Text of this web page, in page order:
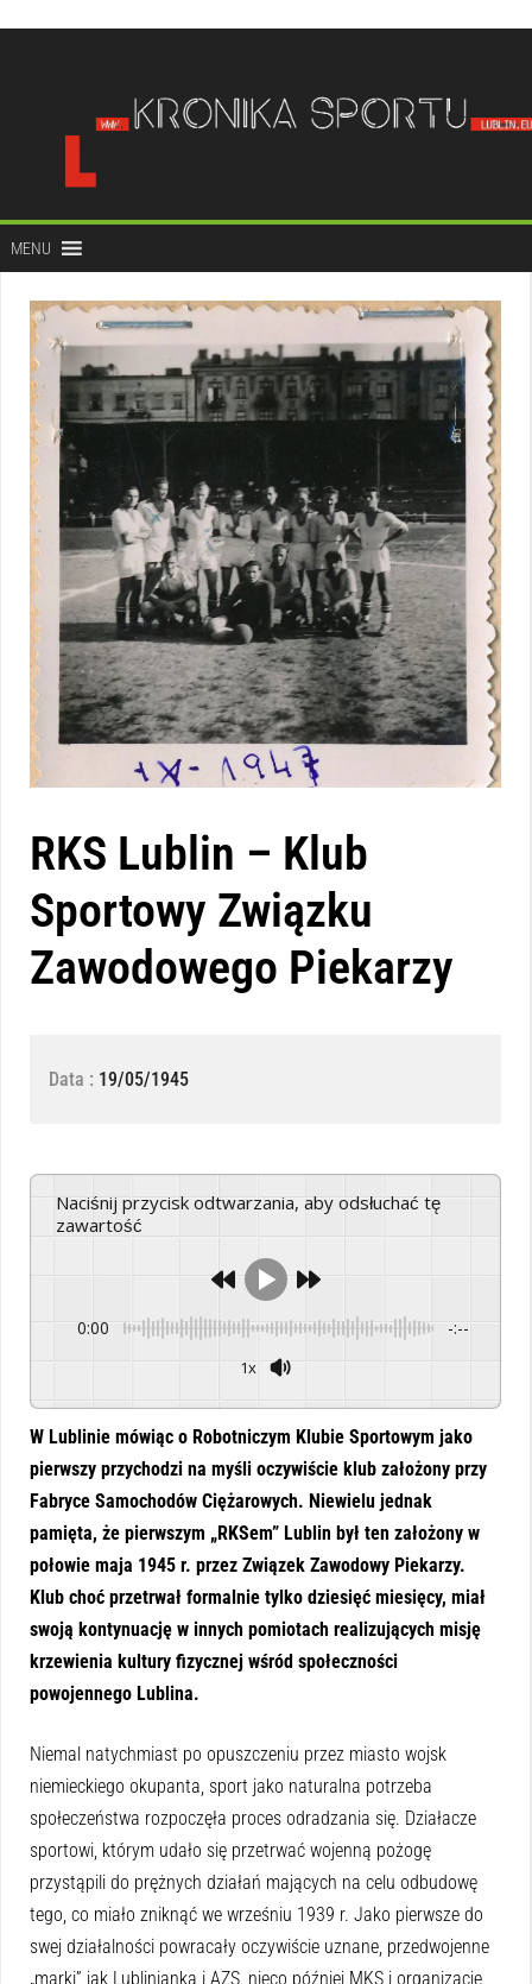
treści
MENU
RKS Lublin – Klub
Sportowy Związku
Zawodowego Piekarzy
Data : 19/05/1945
Naciśnij przycisk odtwarzania, aby odsłuchać tę
zawartość
0:00 -:--
1x
W Lublinie mówiąc o Robotniczym Klubie Sportowym jako
pierwszy przychodzi na myśli oczywiście klub założony przy
Fabryce Samochodów Ciężarowych. Niewielu jednak
pamięta, że pierwszym „RKSem” Lublin był ten założony w
połowie maja 1945 r. przez Związek Zawodowy Piekarzy.
Klub choć przetrwał formalnie tylko dziesięć miesięcy, miał
swoją kontynuację w innych pomiotach realizujących misję
krzewienia kultury fizycznej wśród społeczności
powojennego Lublina.
Niemal natychmiast po opuszczeniu przez miasto wojsk
niemieckiego okupanta, sport jako naturalna potrzeba
społeczeństwa rozpoczęła proces odradzania się. Działacze
sportowi, którym udało się przetrwać wojenną pożogę
przystąpili do prężnych działań mających na celu odbudowę
tego, co miało zniknąć we wrześniu 1939 r. Jako pierwsze do
swej działalności powracały oczywiście uznane, przedwojenne
„marki” jak Lublinianka i AZS, nieco później MKS i organizacje